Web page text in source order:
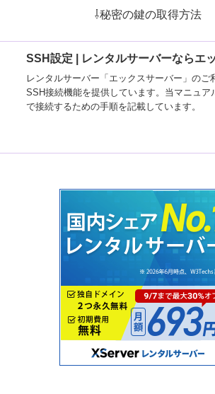
⇩秘密の鍵の取得方法
SSH設定 | レンタルサーバーならエ
レンタルサーバー「エックスサーバー」の
SSH接続機能を提供しています。当マニュ
で接続するための手順を記載しています。